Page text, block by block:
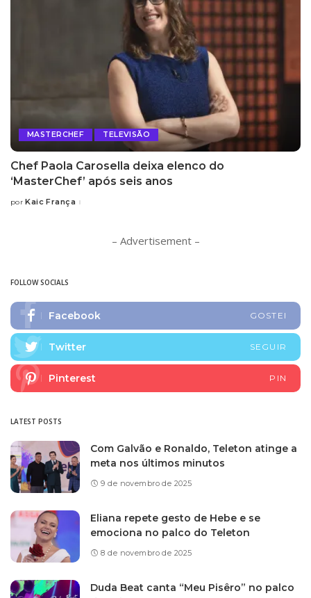
MASTERCHEF TELEVISÃO
Chef Paola Carosella deixa elenco do
‘MasterChef’ após seis anos
Posted
por Kaic França
– Advertisement –
FOLLOW SOCIALS
Facebook GOSTEI
Twitter SEGUIR
Pinterest PIN
LATEST POSTS
Com Galvão e Ronaldo, Teleton atinge a
meta nos últimos minutos
9 de novembro de 2025
Eliana repete gesto de Hebe e se
emociona no palco do Teleton
8 de novembro de 2025
Duda Beat canta “Meu Pisêro” no palco